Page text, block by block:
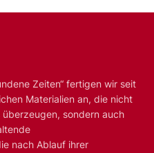
Zeiten“ fertigen wir seit
Materialien an, die nicht
sondern auch
nach Ablauf ihrer